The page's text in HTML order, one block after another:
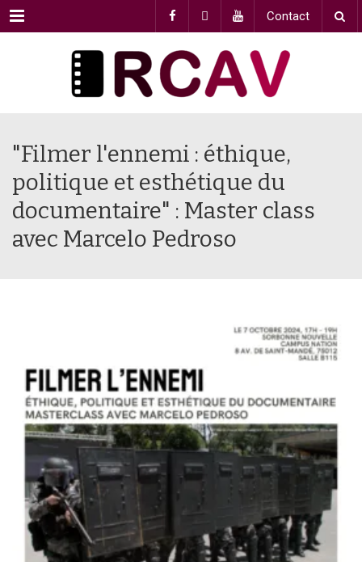
Menu Contact
"Filmer l'ennemi : éthique,
politique et esthétique du
documentaire" : Master class
avec Marcelo Pedroso